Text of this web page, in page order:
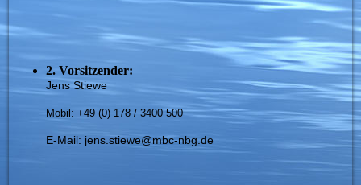
2. Vorsitzender:
Jens Stiewe
Mobil: +49 (0) 178 / 3400 500
E-Mail: jens.stiewe@mbc-nbg.de